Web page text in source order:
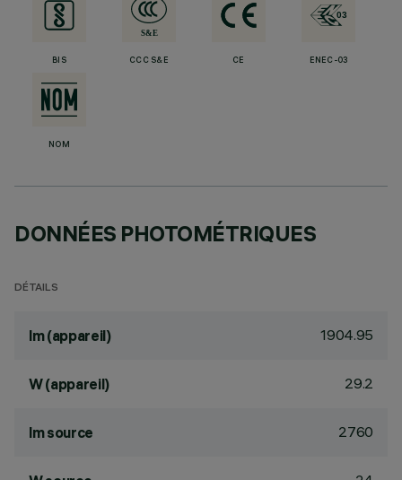
BIS CCC S&E CE ENEC-03
NOM
DONNÉES PHOTOMÉTRIQUES
DÉTAILS
lm (appareil) 1904.95
W (appareil) 29.2
lm source 2760